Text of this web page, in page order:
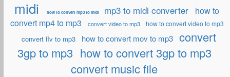
midi
how to convert mp3 to midi mp3 to midi converter
how to
convert mp4 to mp3
convert video to mp3 how to convert video to mp3
convert flv to mp3 how to convert mov to mp3 convert
3gp to mp3 how to convert 3gp to mp3
convert music file